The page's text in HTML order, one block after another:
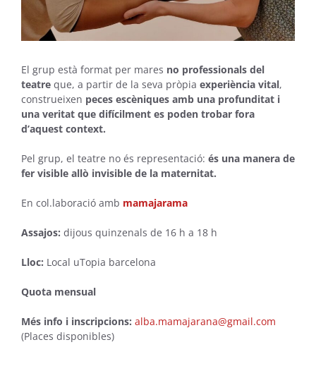
El grup està format per mares no professionals del
teatre que, a partir de la seva pròpia experiència vital,
construeixen peces escèniques amb una profunditat i
una veritat que difícilment es poden trobar fora
d’aquest context.
Pel grup, el teatre no és representació: és una manera de
fer visible allò invisible de la maternitat.
En col.laboració amb mamajarama
Assajos: dijous quinzenals de 16 h a 18 h
Lloc: Local uTopia barcelona
Quota mensual
Més info i inscripcions: alba.mamajarana@gmail.com
(Places disponibles)